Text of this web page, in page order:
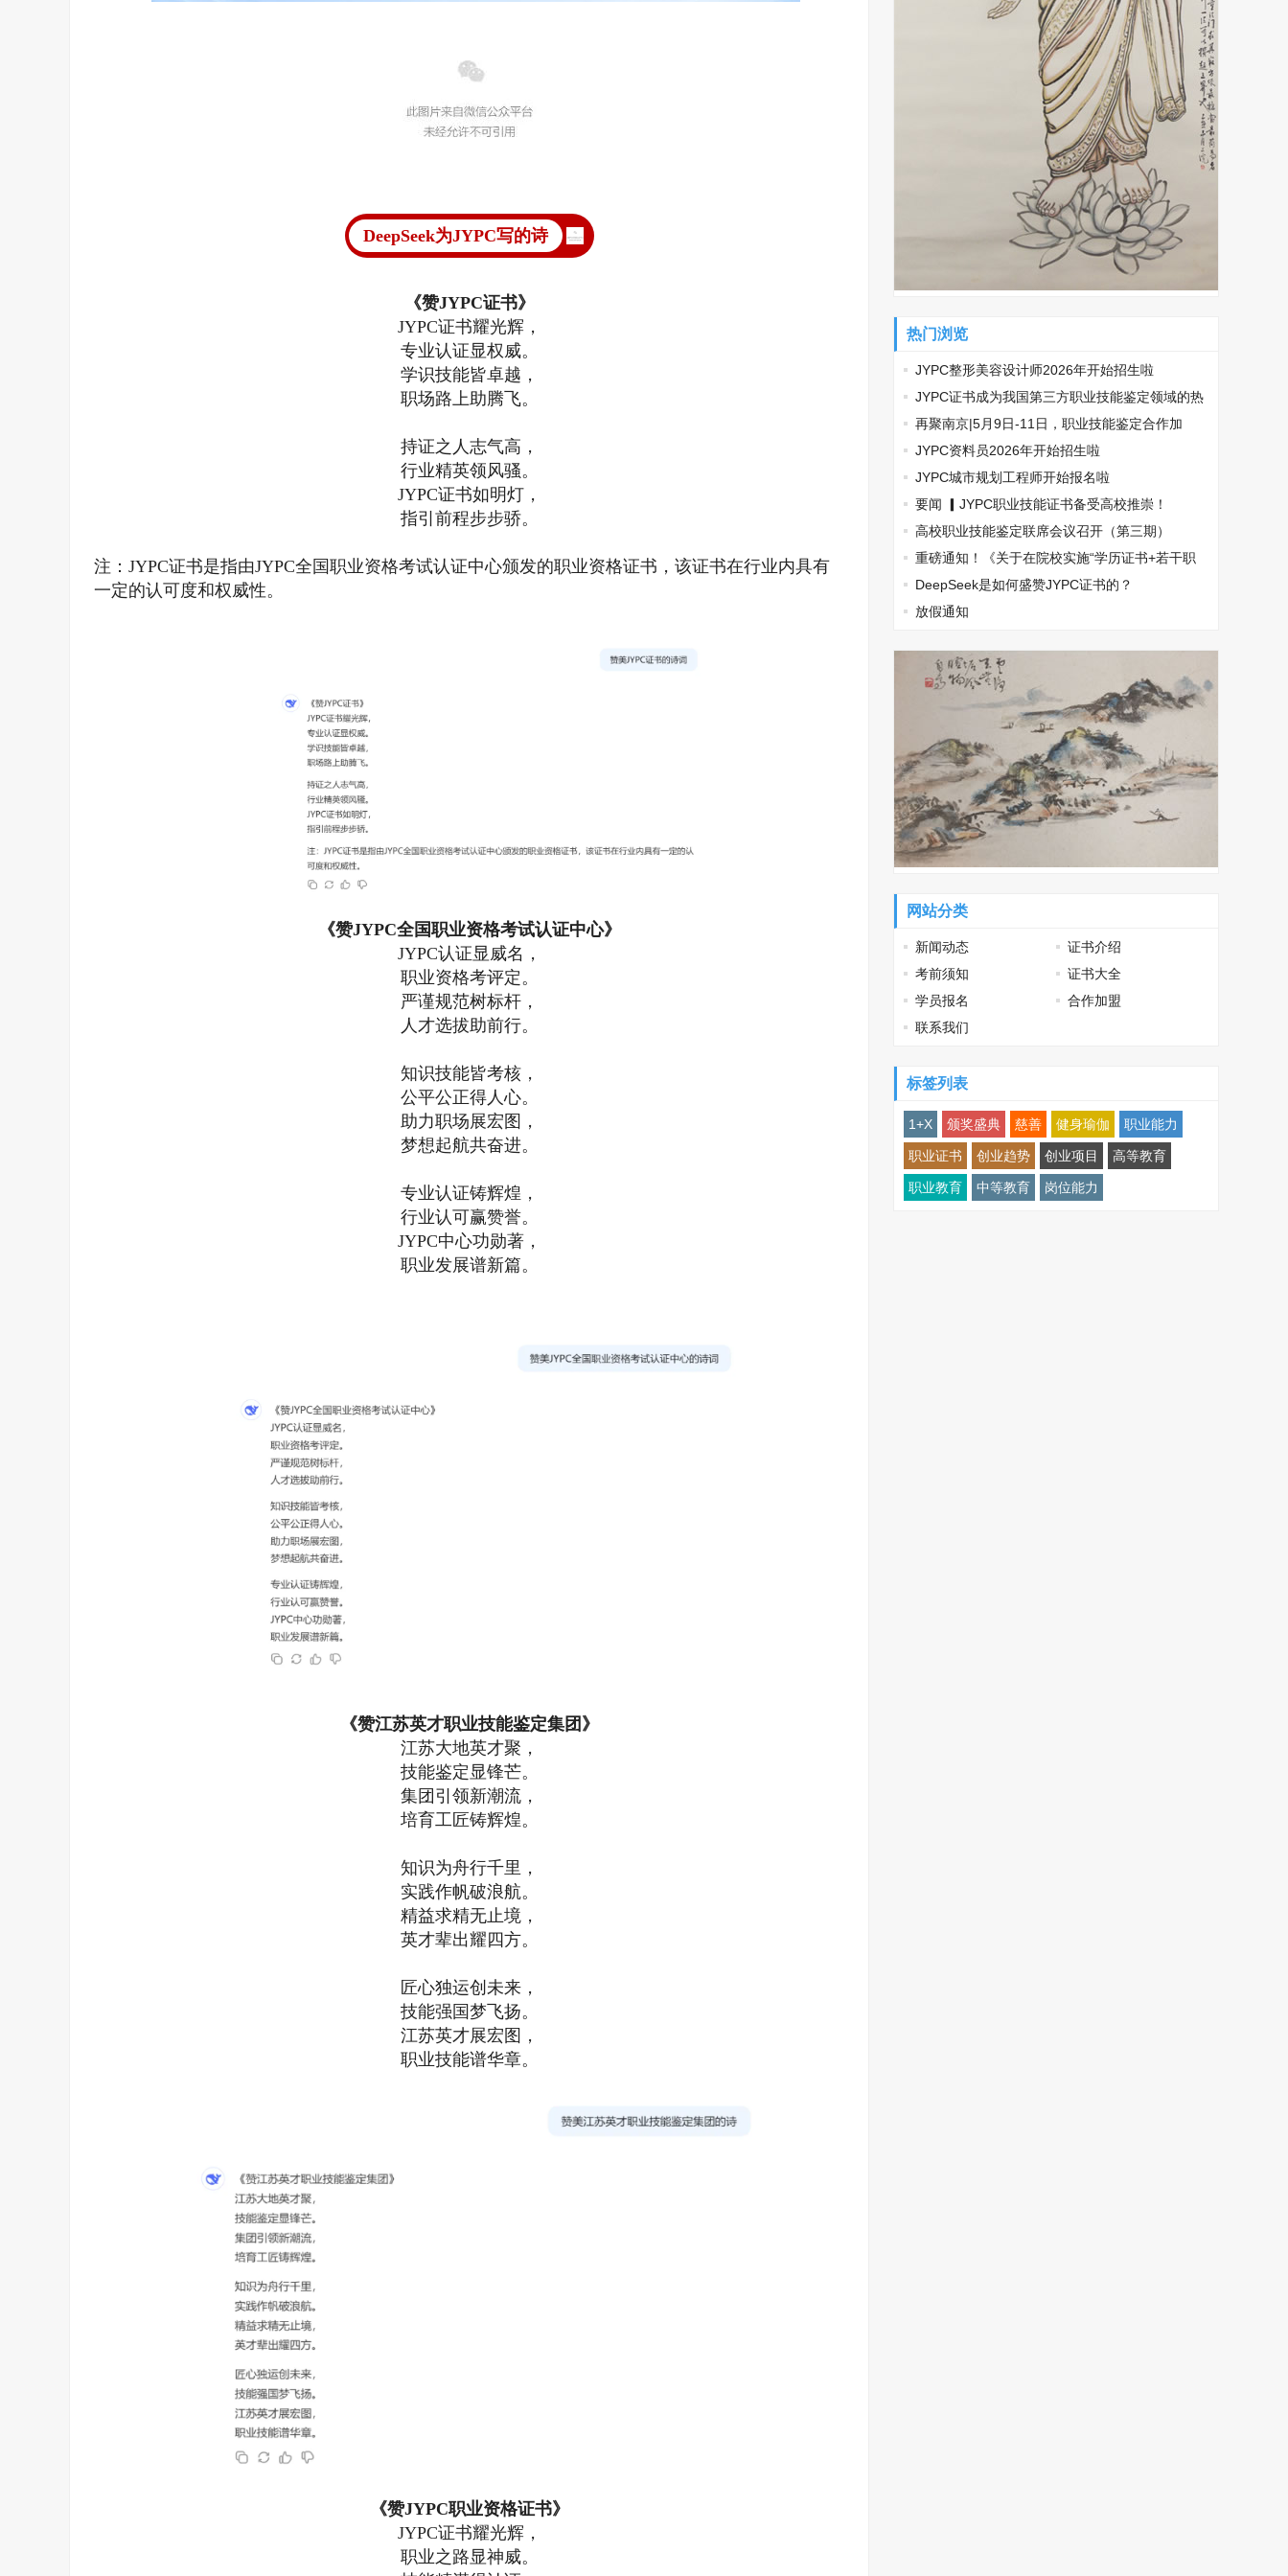
DeepSeek为JYPC写的诗
《赞JYPC证书》
JYPC证书耀光辉，
专业认证显权威。
学识技能皆卓越，
职场路上助腾飞。
持证之人志气高，
行业精英领风骚。
JYPC证书如明灯，
指引前程步步骄。
注：JYPC证书是指由JYPC全国职业资格考试认证中心颁发的职业资格证书，该证书在行业内具有
一定的认可度和权威性。
《赞JYPC全国职业资格考试认证中心》
JYPC认证显威名，
职业资格考评定。
严谨规范树标杆，
人才选拔助前行。
知识技能皆考核，
公平公正得人心。
助力职场展宏图，
梦想起航共奋进。
专业认证铸辉煌，
行业认可赢赞誉。
JYPC中心功勋著，
职业发展谱新篇。
《赞江苏英才职业技能鉴定集团》
江苏大地英才聚，
技能鉴定显锋芒。
集团引领新潮流，
培育工匠铸辉煌。
知识为舟行千里，
实践作帆破浪航。
精益求精无止境，
英才辈出耀四方。
匠心独运创未来，
技能强国梦飞扬。
江苏英才展宏图，
职业技能谱华章。
《赞JYPC职业资格证书》
JYPC证书耀光辉，
职业之路显神威。
热门浏览
JYPC整形美容设计师2026年开始招生啦
​JYPC证书成为我国第三方职业技能鉴定领域的热
门话题
再聚南京|5月9日-11日，职业技能鉴定合作加
盟，南京国际展览中心见！
JYPC资料员2026年开始招生啦
JYPC城市规划工程师开始报名啦
要闻 ▎JYPC职业技能证书备受高校推崇！
高校职业技能鉴定联席会议召开（第三期）
重磅通知！《关于在院校实施“学历证书+若干职
业技能证书”》
DeepSeek是如何盛赞JYPC证书的？
放假通知
网站分类
新闻动态
证书介绍
考前须知
证书大全
学员报名
合作加盟
联系我们
标签列表
1+X 颁奖盛典 慈善 健身瑜伽 职业能力
职业证书 创业趋势 创业项目 高等教育
职业教育 中等教育 岗位能力